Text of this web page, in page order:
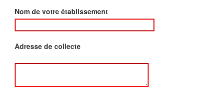
Nom de votre établissement
Adresse de collecte